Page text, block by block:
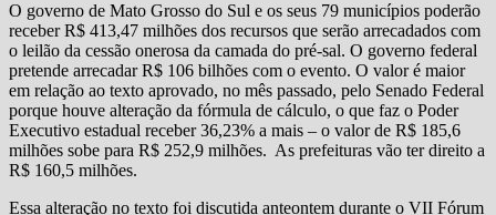
O governo de Mato Grosso do Sul e os seus 79 municípios poderão
receber R$ 413,47 milhões dos recursos que serão arrecadados com
o leilão da cessão onerosa da camada do pré-sal. O governo federal
pretende arrecadar R$ 106 bilhões com o evento. O valor é maior
em relação ao texto aprovado, no mês passado, pelo Senado Federal
porque houve alteração da fórmula de cálculo, o que faz o Poder
Executivo estadual receber 36,23% a mais – o valor de R$ 185,6
milhões sobe para R$ 252,9 milhões. As prefeituras vão ter direito a
R$ 160,5 milhões.
Essa alteração no texto foi discutida anteontem durante o VII Fórum